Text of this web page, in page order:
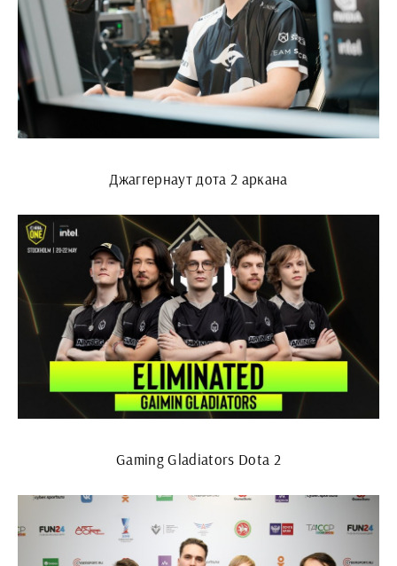
Джаггернаут дота 2 аркана
Gaming Gladiators Dota 2